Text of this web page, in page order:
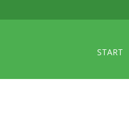
START